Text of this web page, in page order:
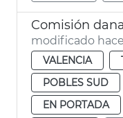
modificado
VALENCIA
POBLES SUD
EN PORTADA